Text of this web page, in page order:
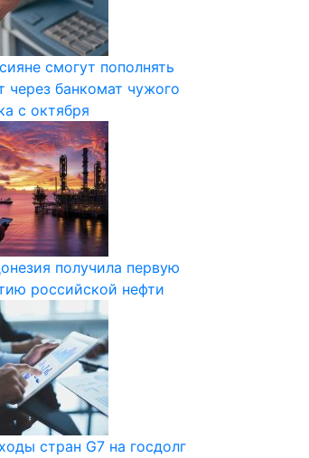
смогут пополнять
через банкомат чужого
с октября
получила первую
российской нефти
стран G7 на госдолг